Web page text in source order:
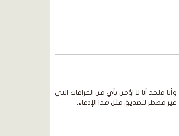
مرحباً .. انا اسمي أيفون6 بلس .. وأنا ملحد أنا لا اؤمن بأي من الخرافات التي
مضطر لتصديق مثل هذا الإدعاء.